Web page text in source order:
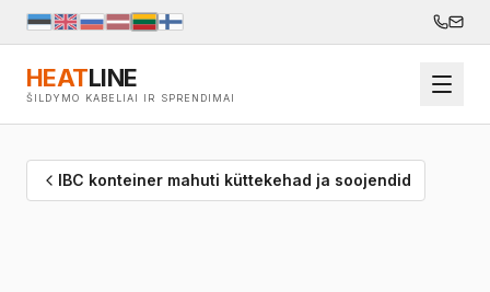
HEATLINE
ŠILDYMO KABELIAI IR SPRENDIMAI
IBC konteiner mahuti küttekehad ja soojendid